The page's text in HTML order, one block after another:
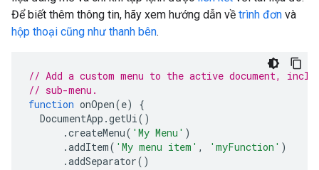
Để biết thêm thông tin, hãy xem hướng dẫn về trình đơn và
hộp thoại cũng như thanh bên.
// Add a custom menu to the active document,
// sub-menu.
function onOpen(e)
{
DocumentApp .getUi()
.createMenu( 'My Menu' )
.addItem( 'My menu item' , 'myFunction' )
.addSeparator()